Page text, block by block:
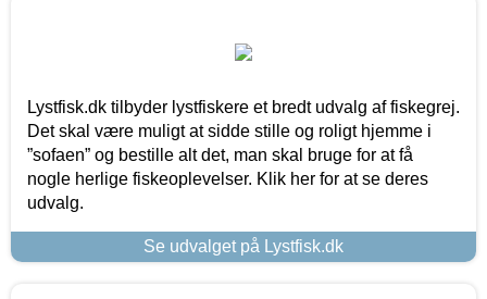
Lystfisk.dk tilbyder lystfiskere et bredt udvalg af fiskegrej.
Det skal være muligt at sidde stille og roligt hjemme i
”sofaen” og bestille alt det, man skal bruge for at få
nogle herlige fiskeoplevelser. Klik her for at se deres
udvalg.
Se udvalget på Lystfisk.dk